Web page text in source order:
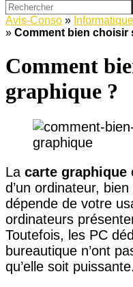
Avis-Conso » Informatique
» Comment bien choisir
Comment
graphique ?
La carte graphique
d’un ordinateur,
dépende de votre
ordinateurs
Toutefois, les PC
bureautique n’ont
qu’elle soit puissante.